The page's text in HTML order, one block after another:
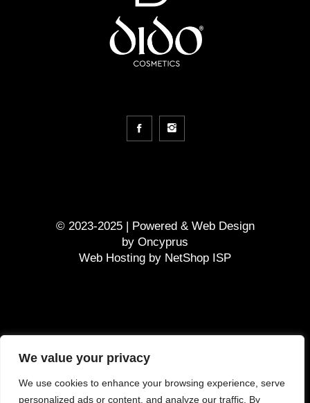
We value your privacy
We use cookies to enhance your browsing experience, serve
personalized ads or content, and analyze our traffic. By
© 2023-2025 | Powered & Web Design
by Oncyprus
Web Hosting by NetShop ISP
Terms and Conditions
Τρόπος πληρωμής